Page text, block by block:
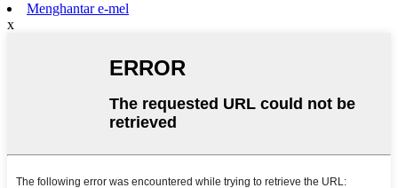
Menghantar e-mel
x